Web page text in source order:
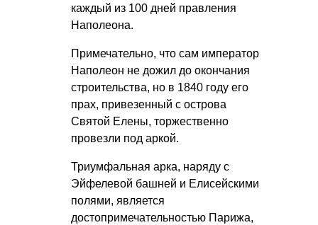
каждый из 100 дней правления
Наполеона.
Примечательно, что сам император
Наполеон не дожил до окончания
строительства, но в 1840 году его
прах, привезенный с острова
Святой Елены, торжественно
провезли под аркой.
Триумфальная арка, наряду с
Эйфелевой башней и Елисейскими
полями, является
достопримечательностью Парижа,